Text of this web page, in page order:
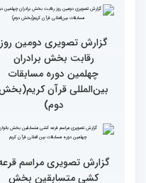
جزئیات دومین روز رقابت
بین‌المللی قرآن کریم
نخستین محفل بین‌المللی
انس با قرآن ویژه بانوان
برگزار شد